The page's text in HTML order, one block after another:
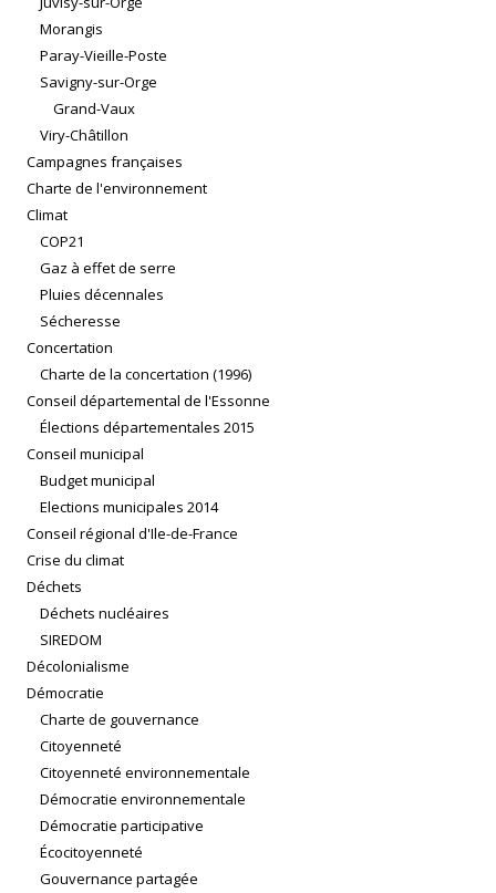
Morangis
Paray-Vieille-Poste
Savigny-sur-Orge
Grand-Vaux
Viry-Châtillon
Campagnes françaises
Charte de l'environnement
Climat
COP21
Gaz à effet de serre
Pluies décennales
Sécheresse
Concertation
Charte de la concertation (1996)
Conseil départemental de l'Essonne
Élections départementales 2015
Conseil municipal
Budget municipal
Elections municipales 2014
Conseil régional d'Ile-de-France
Crise du climat
Déchets
Déchets nucléaires
SIREDOM
Décolonialisme
Démocratie
Charte de gouvernance
Citoyenneté
Citoyenneté environnementale
Démocratie environnementale
Démocratie participative
Écocitoyenneté
Gouvernance partagée